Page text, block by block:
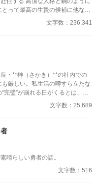
、“土”の信奉者達が暗躍する 意
タジー
文字数：236,341
・**榊（さかき）**の社内での
厳しい。私生活の噂すら立たな
完璧”が崩れる日がくるとは、誰
な笑みを浮かべる青年。 ある
やかな口調を崩した。「……そ
ね」 疲労で僅かに緩んだ榊の表
デスク越しに距離を詰める。
前では、もう」 指先が榊のネク
ないまま、 彼は“部下”の手によ
文字数：25,689
晴らしい勇者の話。
文字数：516